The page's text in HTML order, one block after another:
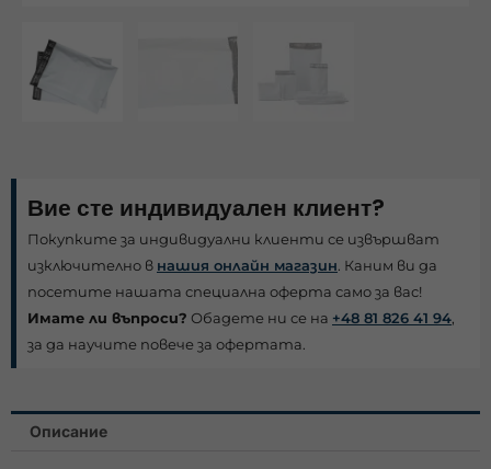
Вие сте индивидуален клиент?
Покупките за индивидуални клиенти се извършват
изключително в нашия онлайн магазин. Каним ви да
посетите нашата специална оферта само за вас!
Имате ли въпроси? Обадете ни се на +48 81 826 41 94,
за да научите повече за офертата.
Описание